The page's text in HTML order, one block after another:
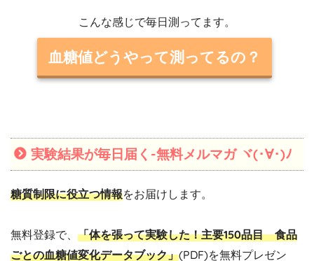
こんな感じで毎日測ってます。
血糖値どうやって測ってるの？
実験結果が毎日届く-無料メルマガ ヾ(･∀･)ﾉ
糖質制限に役立つ情報をお届けします。
無料登録で、 「体を張って実験した！主要150品目 食品
ごとの血糖値変化データブック」(PDF)を無料プレゼン